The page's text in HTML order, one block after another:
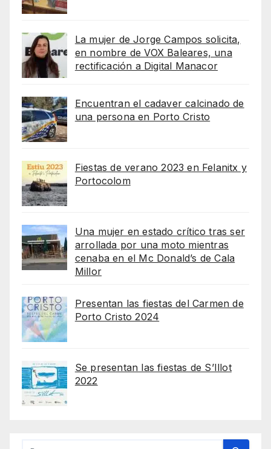
La mujer de Jorge Campos solicita,
en nombre de VOX Baleares, una
rectificación a Digital Manacor
Encuentran el cadaver calcinado de
una persona en Porto Cristo
Fiestas de verano 2023 en Felanitx y
Portocolom
Una mujer en estado crítico tras ser
arrollada por una moto mientras
cenaba en el Mc Donald’s de Cala
Millor
Presentan las fiestas del Carmen de
Porto Cristo 2024
Se presentan las fiestas de S’Illot
2022